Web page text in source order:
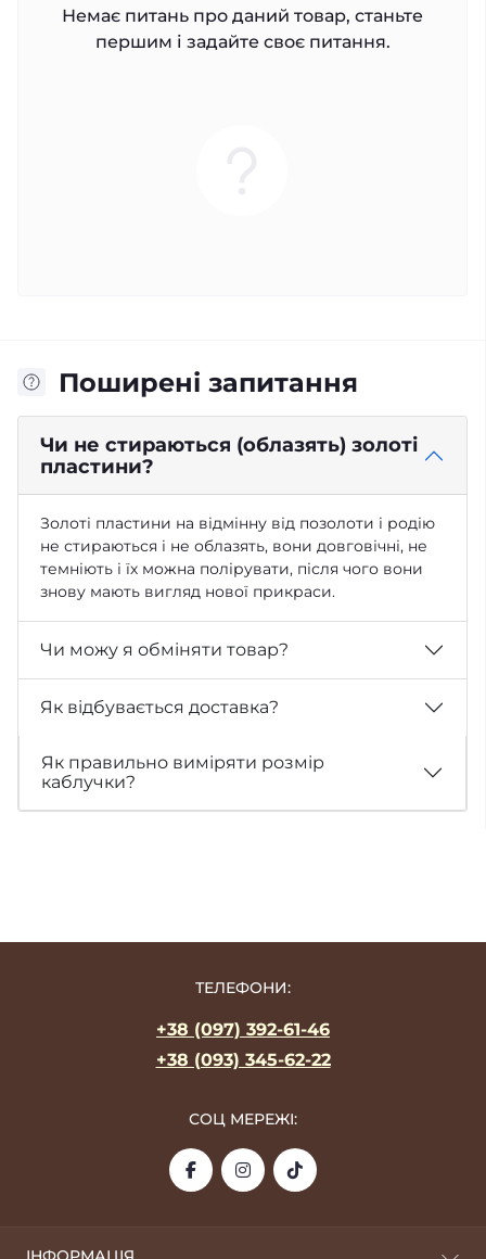
Немає питань про даний товар, станьте
першим і задайте своє питання.
Поширені запитання
Чи не стираються (облазять) золоті
пластини?
Золоті пластини на відмінну від позолоти і родію
не стираються і не облазять, вони довговічні, не
темніють і їх можна полірувати, після чого вони
знову мають вигляд нової прикраси.
Чи можу я обміняти товар?
Як відбувається доставка?
Як правильно виміряти розмір
каблучки?
ТЕЛЕФОНИ:
+38 (097) 392-61-46
+38 (093) 345-62-22
СОЦ МЕРЕЖІ: